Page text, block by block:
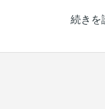
続きを